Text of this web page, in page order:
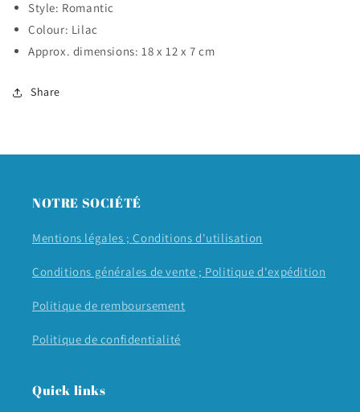
7
cm)
7
Style: Romantic
Colour: Lilac
Approx. dimensions: 18 x 12 x 7 cm
Share
NOTRE SOCIÉTÉ
Mentions légales ;Conditions d'utilisation
Conditions générales de vente ; Politique d'expédition
Politique de remboursement
Politique de confidentialité
Quick links